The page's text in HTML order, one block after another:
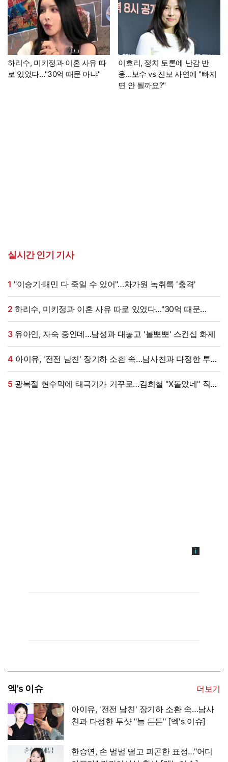
하리수, 미키정과 이혼 사유 따
로 있었다…"30억 때문 아냐"
이효리, 정치 토론에 난감 반
응…보수 vs 진보 사연에 "빠지
면 안 될까요?"
실시간 인기 기사
1 "이승기·태민 다 죽일 수 있어"…차가원 녹취록 '충격'
2 하리수, 미키정과 이혼 사유 따로 있었다…"30억 때문
아냐"
3 유아인, 자숙 중인데…남성과 대놓고 '볼뽀뽀' 스킨십 화제
4
"늘 든든" [엑's 이슈]
5광복절 현수막에 태극기가 거꾸로…김희철 "X돌았네" 직접
엑's 이슈
더보기
아이유, '전전 남친' 장기하 소환 속…남사
친과 다정한 투샷 "늘 든든" [엑's 이슈]
한승연, 손 벌벌 떨고 피곤한 표정…"어디